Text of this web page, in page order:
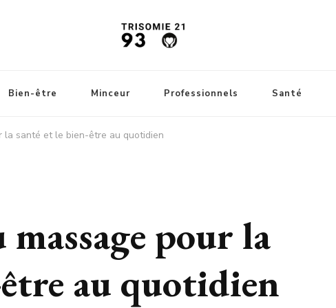
Bien-être Minceur Professionnels Santé
la santé et le bien-être au quotidien
pour la
au quotidien